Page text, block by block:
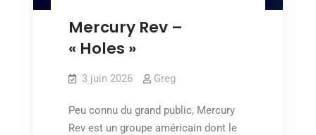
Mercury Rev –
« Holes »
3 juin 2026 Greg
Peu connu du grand public, Mercury
Rev est un groupe américain dont le